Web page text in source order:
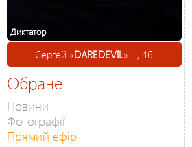
Диктатор
Сергей «DAREDEVIL» ..., 46
Обране
Новини
Фотографії
Прямий ефір